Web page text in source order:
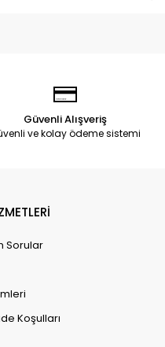
Güvenli Alışveriş
ve kolay ödeme sistemi
Sorular
Koşulları